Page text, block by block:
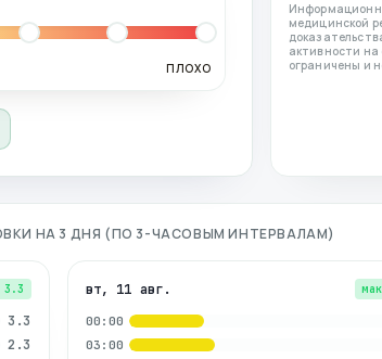
ПЛОХО
медицинской
активности на
ограничены и
НА 3 ДНЯ (ПО 3-ЧАСОВЫМ ИНТЕРВАЛАМ)
3.3
3.3
2.3
вт, 11 авг.
00:00
03:00